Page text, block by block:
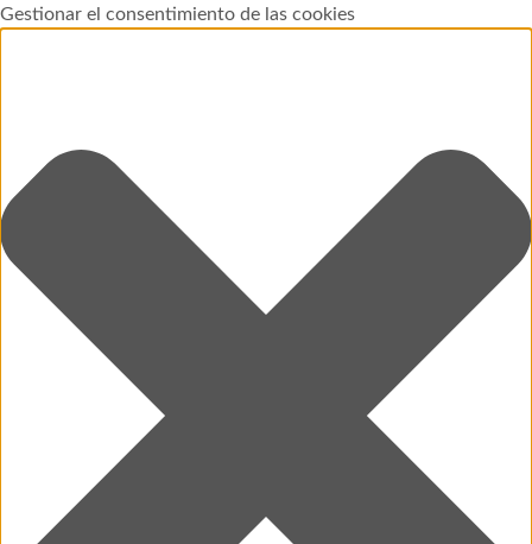
Gestionar el consentimiento de las cookies